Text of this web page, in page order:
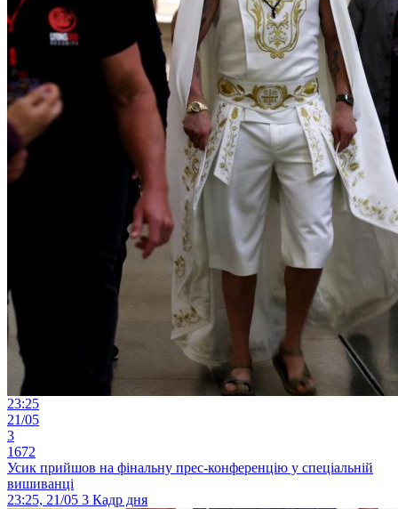
23:25
21/05
3
1672
Усик прийшов на фінальну прес-конференцію у спеціальній
вишиванці
23:25, 21/05 3 Кадр дня